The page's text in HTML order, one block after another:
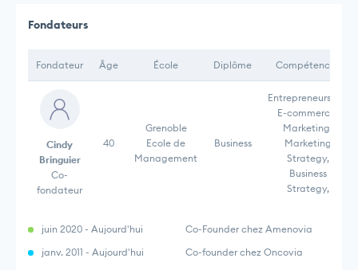
Fondateurs
Fondateur Âge École Diplôme Compétences
Cindy
Bringuier
Co-
fondateur
40
Grenoble
Ecole de
Management
Business
Entrepreneurship,
E-commerce,
Marketing,
Marketing
Strategy,
Business
Strategy,
juin 2020 - Aujourd'hui
Co-Founder chez Amenovia
janv. 2011 - Aujourd'hui
Co-founder chez Oncovia